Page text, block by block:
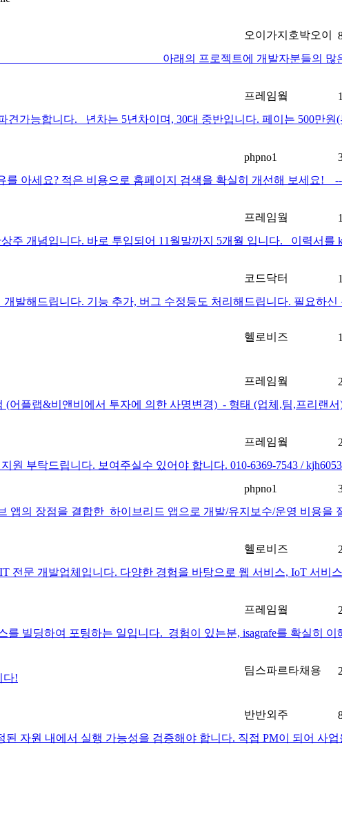
오이가지호박오이
아래의 프로젝트에 개발자분들의
프레임웤
가능합니다. 년차는 5년차이며, 30대 중반입니다. 페이는 500만
phpno1
아세요? 적은 비용으로 홈페이지 검색을 확실히 개선해 보세요!
프레임웤
개념입니다. 바로 투입되어 11월말까지 5개월 입니다. 이력서를
코드닥터
발해드립니다. 기능 추가, 버그 수정등도 처리해드립니다. 필요하
헬로비즈
프레임웤
플랩&비앤비에서 투자에 의한 사명변경) ​ - 형태 (업체,팀,프리랜
프레임웤
부탁드립니다. 보여주실수 있어야 합니다. 010-6369-7543 /
phpno1
의 장점을 결합한 하이브리드 앱으로 개발/유지보수/운영 비용을
헬로비즈
문 개발업체입니다. 다양한 경험을 바탕으로 웹 서비스, IoT 서비
프레임웤
를 빌딩하여 포팅하는 일입니다. ​ 경험이 있는분, isagrafe를 확실히
다!
팀스파르타채용
반반외주
자원 내에서 실행 가능성을 검증해야 합니다. 직접 PM이 되어 사